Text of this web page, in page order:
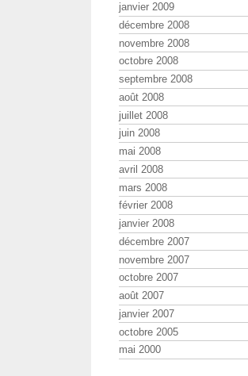
janvier 2009
décembre 2008
novembre 2008
octobre 2008
septembre 2008
août 2008
juillet 2008
juin 2008
mai 2008
avril 2008
mars 2008
février 2008
janvier 2008
décembre 2007
novembre 2007
octobre 2007
août 2007
janvier 2007
octobre 2005
mai 2000